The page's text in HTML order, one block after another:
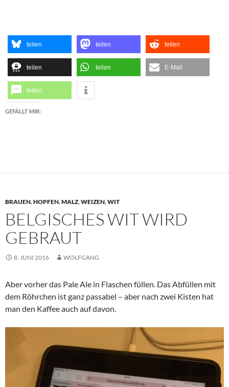
teilen teilen teilen
teilen teilen E-Mail
teilen
GEFÄLLT MIR:
BRAUEN,HOPFEN,MALZ,WEIZEN,WIT
BELGISCHES WIT WIRD
GEBRAUT
8. JUNI 2016 WOLFGANG
Aber vorher das Pale Ale in Flaschen füllen. Das Abfüllen mit
dem Röhrchen ist ganz passabel – aber nach zwei Kisten hat
man den Kaffee auch auf davon.